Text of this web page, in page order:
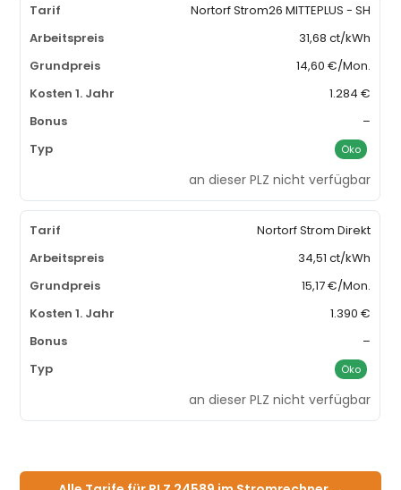
Nortorf Strom26 MITTEPLUS - SH
31,68 ct/kWh
14,60 €/Mon.
1.284 €
–
Öko
an dieser PLZ nicht verfügbar
Nortorf Strom Direkt
34,51 ct/kWh
15,17 €/Mon.
1.390 €
–
Öko
an dieser PLZ nicht verfügbar